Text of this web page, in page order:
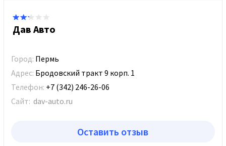
Дав Авто
Город: Пермь
Адрес: Бродовский тракт 9 корп. 1
Телефон: +7 (342) 246-26-06
Сайт: dav-auto.ru
Оставить отзыв